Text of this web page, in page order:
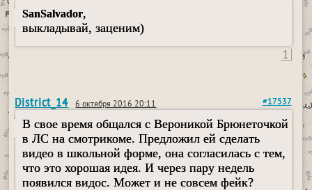
SanSalvador,
выкладывай, заценим)
1
District_14 6 октября 2016 20:11 #17537
В свое время общался с Вероникой Брюнеточкой
в ЛС на смотрикоме. Предложил ей сделать
видео в школьной форме, она согласилась с тем,
что это хорошая идея. И через пару недель
появился видос. Может и не совсем фейк?